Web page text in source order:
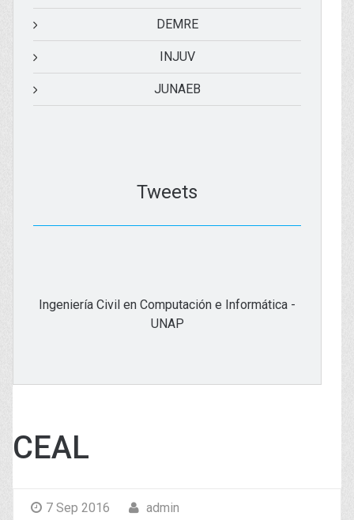
DEMRE
INJUV
JUNAEB
Tweets
Ingeniería Civil en Computación e Informática -
UNAP
CEAL
7 Sep 2016 admin